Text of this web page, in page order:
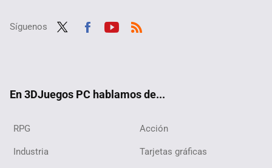
Síguenos
En 3DJuegos PC hablamos de...
RPG Acción
Industria Tarjetas gráficas